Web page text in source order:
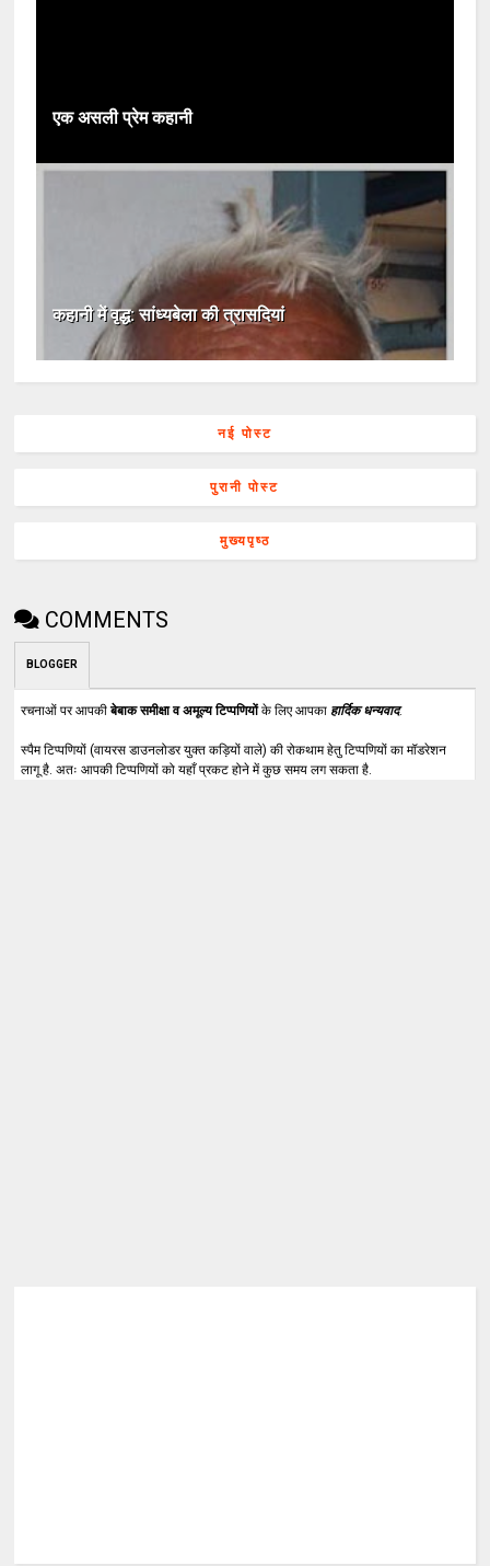
एक असली प्रेम कहानी
कहानी में वृद्ध: सांध्यबेला की त्रासदियां
नई पोस्ट
पुरानी पोस्ट
मुख्यपृष्ठ
COMMENTS
BLOGGER
रचनाओं पर आपकीबेबाक समीक्षा व अमूल्य टिप्पणियोंके लिए आपका हार्दिक धन्यवाद.
स्पैम टिप्पणियों (वायरस डाउनलोडर युक्त कड़ियों वाले) की रोकथाम हेतु टिप्पणियों का मॉडरेशन
लागू है. अतः आपकी टिप्पणियों को यहाँ प्रकट होने में कुछ समय लग सकता है.